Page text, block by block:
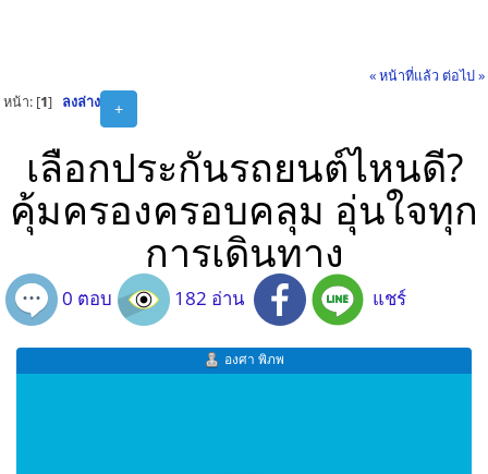
« หน้าที่แล้ว ต่อไป »
+
หน้า: [1] ลงล่าง
เลือกประกันรถยนต์ไหนดี?
คุ้มครองครอบคลุม อุ่นใจทุก
การเดินทาง
0 ตอบ 182 อ่าน แชร์
องศา พิภพ